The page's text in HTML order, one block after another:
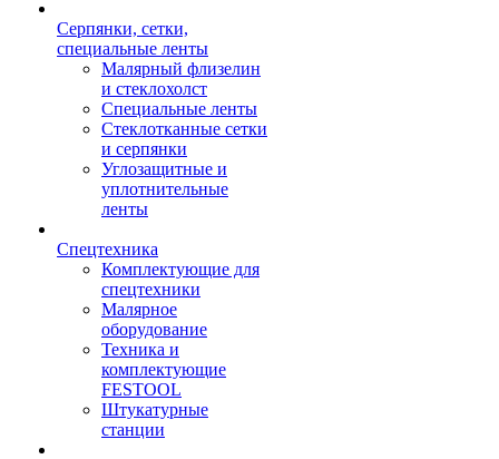
Серпянки, сетки,
специальные ленты
Малярный флизелин
и стеклохолст
Специальные ленты
Стеклотканные сетки
и серпянки
Углозащитные и
уплотнительные
ленты
Спецтехника
Комплектующие для
спецтехники
Малярное
оборудование
Техника и
комплектующие
FESTOOL
Штукатурные
станции